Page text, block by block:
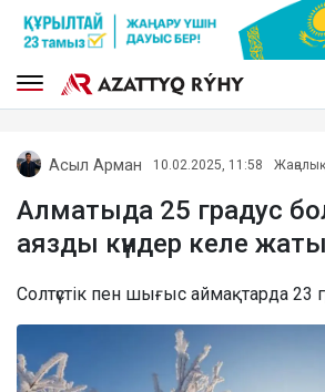
Асыл Арман 10.02.2025, 11:58
Алматыда 25 градус
аязды күндер келе
Солтүстік пен шығыс аймақтарда 23